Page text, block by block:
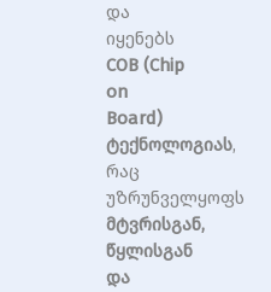
და
იყენებს
COB (Chip
on
Board)
ტექნოლოგიას,
რაც
უზრუნველყოფს
მტვრისგან,
წყლისგან
და